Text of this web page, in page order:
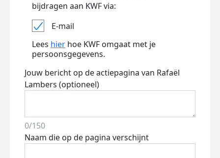
bijdragen aan KWF via:
E-mail
Lees hier hoe KWF omgaat met je
persoonsgegevens.
Jouw bericht op de actiepagina van Rafaël
Lambers (optioneel)
0/150
Naam die op de pagina verschijnt